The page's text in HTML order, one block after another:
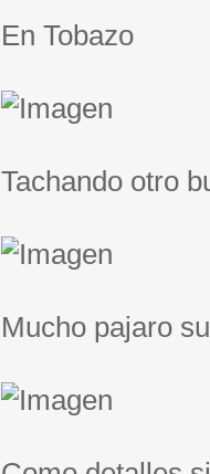
En Tobazo
Tachando otro
Mucho pajaro